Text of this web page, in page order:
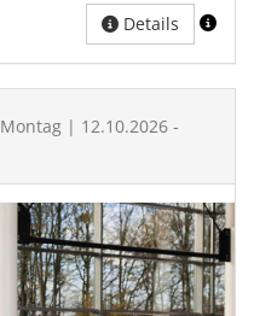
Details
Montag | 12.10.2026 -